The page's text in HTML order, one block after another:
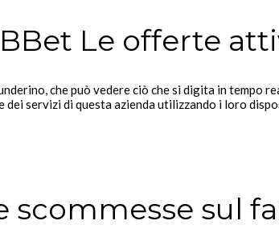
Le offerte
che può vedere ciò che si digita in tempo
dei servizi di questa azienda utilizzando i loro
scommesse sul